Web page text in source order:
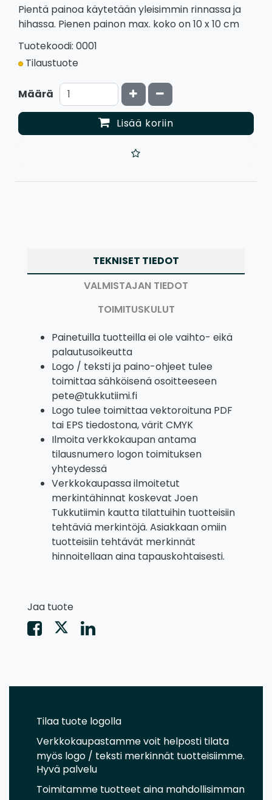
Pientä painoa käytetään yleisimmin rinnassa ja
hihassa. Pienen painon max. koko on 10 x 10 cm
Tuotekoodi: 0001
Tilaustuote
Määrä Kasvata määrää
Vähennä määrää
Lisää koriin
TEKNISET TIEDOT
VALMISTAJAN TIEDOT
TOIMITUSKULUT
Painetuilla tuotteilla ei ole vaihto- eikä
palautusoikeutta
Logo / teksti ja paino-ohjeet tulee
toimittaa sähköisenä osoitteeseen
pete@tukkutiimi.fi
Logo tulee toimittaa vektoroituna PDF
tai EPS tiedostona, värit CMYK
Ilmoita verkkokaupan antama
tilausnumero logon toimituksen
yhteydessä
Verkkokaupassa ilmoitetut
merkintähinnat koskevat Joen
Tukkutiimin kautta tilattuihin tuotteisiin
tehtäviä merkintöjä. Asiakkaan omiin
tuotteisiin tehtävät merkinnät
hinnoitellaan aina tapauskohtaisesti.
Jaa tuote
Tilaa tuote logolla
Verkkokaupastamme voit helposti tilata
myös logo / teksti merkinnät tuotteisiimme.
Hyvä palvelu
Toimitamme tuotteet aina mahdollisimman